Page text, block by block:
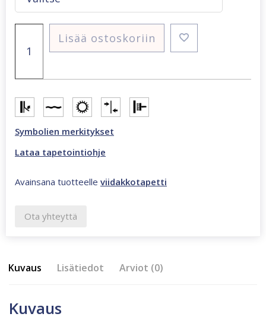
Samrose
määrä
Lisää ostoskoriin
Symbolien merkitykset
Lataa tapetointiohje
Avainsana tuotteelle viidakkotapetti
Ota yhteyttä
Kuvaus Lisätiedot Arviot (0)
Kuvaus